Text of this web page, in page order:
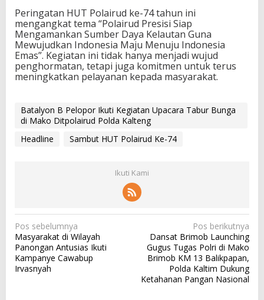
Peringatan HUT Polairud ke-74 tahun ini
mengangkat tema “Polairud Presisi Siap
Mengamankan Sumber Daya Kelautan Guna
Mewujudkan Indonesia Maju Menuju Indonesia
Emas”. Kegiatan ini tidak hanya menjadi wujud
penghormatan, tetapi juga komitmen untuk terus
meningkatkan pelayanan kepada masyarakat.
Batalyon B Pelopor Ikuti Kegiatan Upacara Tabur Bunga
di Mako Ditpolairud Polda Kalteng
Headline
Sambut HUT Polairud Ke-74
Ikuti Kami
N
a
v
i
Pos sebelumnya
Masyarakat di Wilayah
Panongan Antusias Ikuti
Kampanye Cawabup
Irvasnyah
Pos berikutnya
Dansat Brimob Launching
Gugus Tugas Polri di Mako
Brimob KM 13 Balikpapan,
Polda Kaltim Dukung
Ketahanan Pangan Nasional